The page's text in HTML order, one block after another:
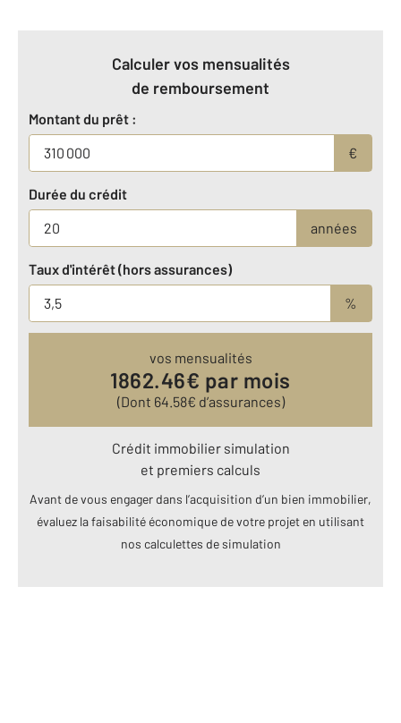
Calculer vos mensualités
de remboursement
Montant du prêt :
€
Durée du crédit
années
Taux d'intérêt (hors assurances)
%
vos mensualités
1862.46€ par mois
(Dont 64.58€ d’assurances)
Crédit immobilier simulation
et premiers calculs
Avant de vous engager dans l’acquisition d’un bien immobilier,
évaluez la faisabilité économique de votre projet en utilisant
nos calculettes de simulation